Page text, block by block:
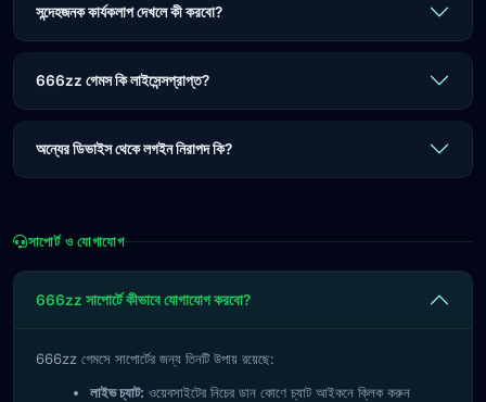
সন্দেহজনক কার্যকলাপ দেখলে কী করবো?
666zz গেমস কি লাইসেন্সপ্রাপ্ত?
অন্যের ডিভাইস থেকে লগইন নিরাপদ কি?
সাপোর্ট ও যোগাযোগ
666zz সাপোর্টে কীভাবে যোগাযোগ করবো?
666zz গেমসে সাপোর্টের জন্য তিনটি উপায় রয়েছে:
লাইভ চ্যাট: ওয়েবসাইটের নিচের ডান কোণে চ্যাট আইকনে ক্লিক করুন